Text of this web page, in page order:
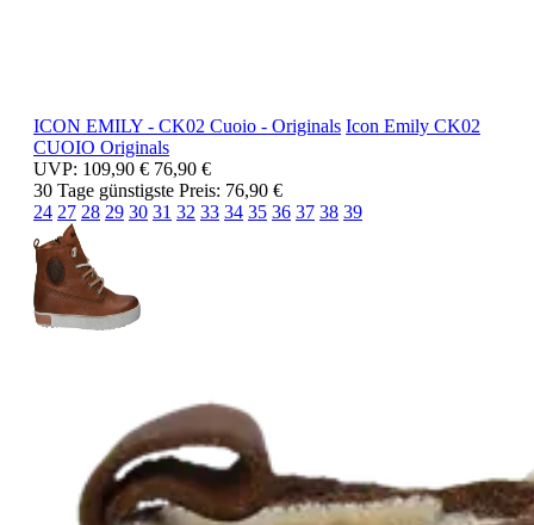
ICON EMILY - CK02 Cuoio - Originals Icon Emily CK02
CUOIO Originals
UVP: 109,90 € 76,90 €
30 Tage günstigste Preis: 76,90 €
24 27 28 29 30 31 32 33 34 35 36 37 38 39